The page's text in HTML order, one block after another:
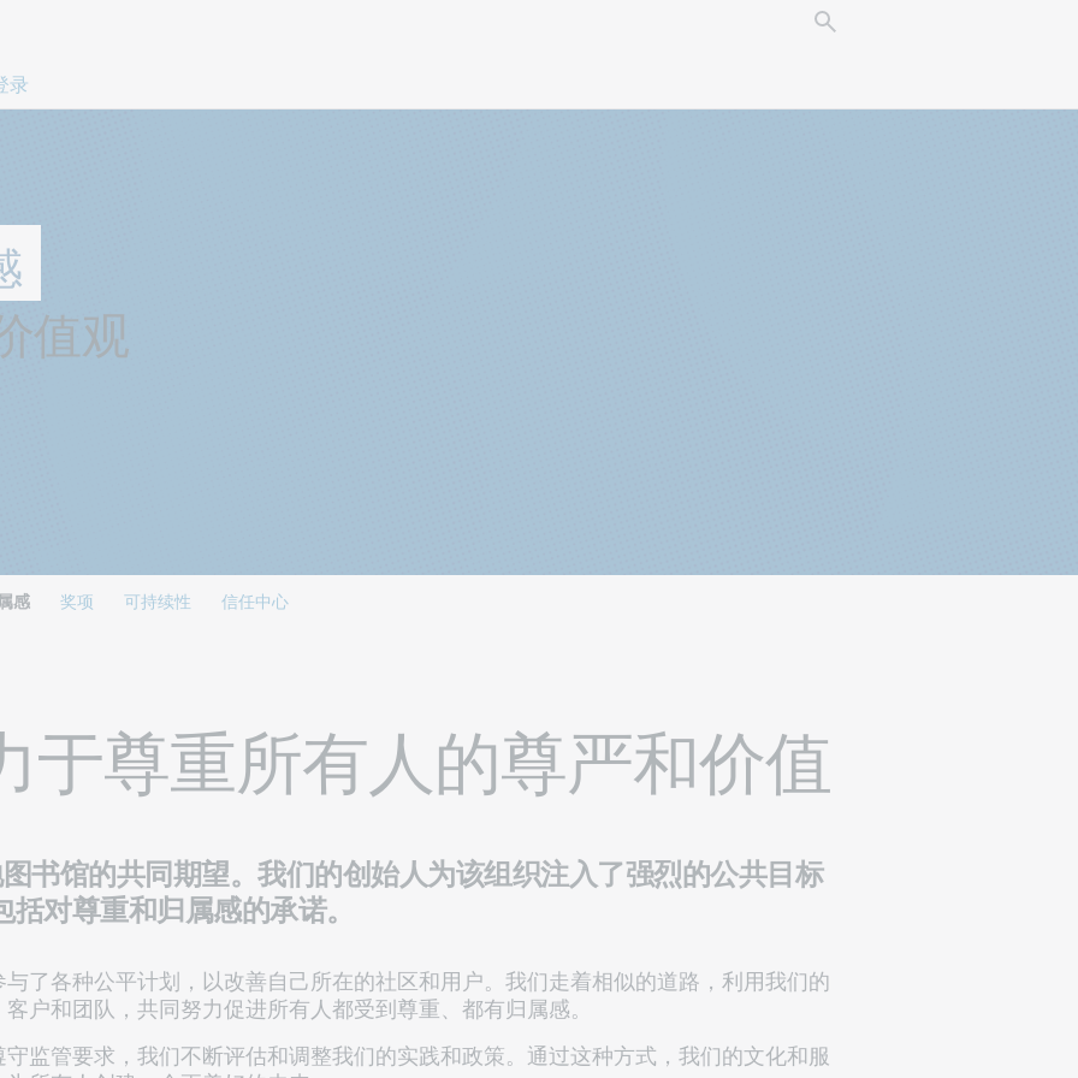
录
值观
感 奖项 可持续性 信任中心
于尊重所有人的尊严和价值
书馆的共同期望。我们的创始人为该组织注入了强烈的公共目标
括对尊重和归属感的承诺。
了各种公平计划，以改善自己所在的社区和用户。我们走着相似的道路，利用我们的
户和团队，共同努力促进所有人都受到尊重、都有归属感。
监管要求，我们不断评估和调整我们的实践和政策。通过这种方式，我们的文化和服